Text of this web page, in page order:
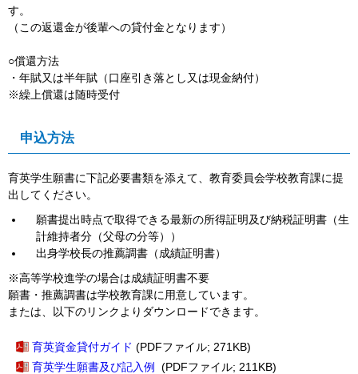
す。
（この返還金が後輩への貸付金となります）
○償還方法
・年賦又は半年賦（口座引き落とし又は現金納付）
※繰上償還は随時受付
申込方法
育英学生願書に下記必要書類を添えて、教育委員会学校教育課に提
出してください。
願書提出時点で取得できる最新の所得証明及び納税証明書（生
計維持者分（父母の分等））
出身学校長の推薦調書（成績証明書）
※高等学校進学の場合は成績証明書不要
願書・推薦調書は学校教育課に用意しています。
または、以下のリンクよりダウンロードできます。
育英資金貸付ガイド (PDFファイル; 271KB)
育英学生願書及び記入例
(PDFファイル; 211KB)